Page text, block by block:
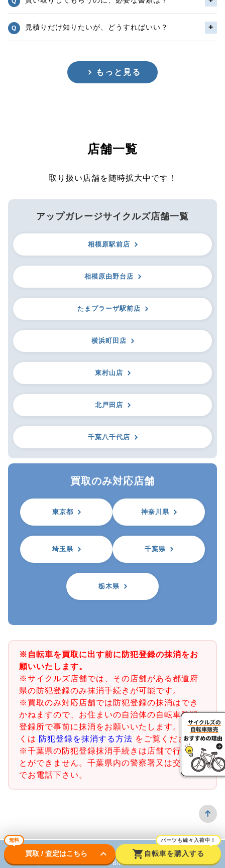
見積りだけ知りたいが、どうすればいい？
もっと見る
店舗一覧
取り扱い店舗を随時拡大中です！
アップガレージサイクルズ店舗一覧
相模原駅前店
相模原由野台店
たまプラーザ駅前店
横浜町田店
東村山店
北戸田店
千葉八千代店
買取のみ対応店舗
東京都 神奈川県
埼玉県 千葉県
栃木県
※自転車を買取に出す前に防犯登録の抹消をお
願いいたします。
※サイクルズ店舗では、その店舗がある都道府
県の防犯登録のみ抹消手続きが可能です。
※買取のみ対応店舗では防犯登録の抹消はでき
かねますので、お住まいの自治体の自転車防犯
登録所で事前に抹消をお願いいたします。詳し
くは 防犯登録を抹消する方法 をご覧ください。
※千葉県の防犯登録抹消手続きは店舗で行うこ
とができません。千葉県内の警察署又は交番ま
でお電話下さい。
無料
買取 / 査定はこちら keyboard_arrow_down shopping_cart
パーツも続々入荷中！
自転車を購入する
ロードバイク BMX